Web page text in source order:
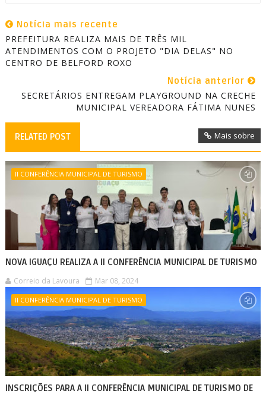
Notícia mais recente
PREFEITURA REALIZA MAIS DE TRÊS MIL
ATENDIMENTOS COM O PROJETO "DIA DELAS" NO
CENTRO DE BELFORD ROXO
Notícia anterior
SECRETÁRIOS ENTREGAM PLAYGROUND NA CRECHE
MUNICIPAL VEREADORA FÁTIMA NUNES
RELATED POST Mais sobre
II CONFERÊNCIA MUNICIPAL DE TURISMO
NOVA IGUAÇU REALIZA A II CONFERÊNCIA MUNICIPAL DE TURISMO
Correio da Lavoura Mar 08, 2024
II CONFERÊNCIA MUNICIPAL DE TURISMO
INSCRIÇÕES PARA A II CONFERÊNCIA MUNICIPAL DE TURISMO DE